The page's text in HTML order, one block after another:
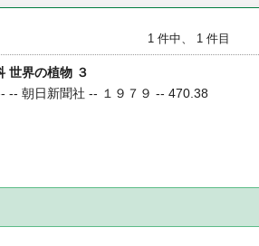
1 件中、 1 件目
世界の植物 ３
-- 朝日新聞社 -- １９７９ -- 470.38